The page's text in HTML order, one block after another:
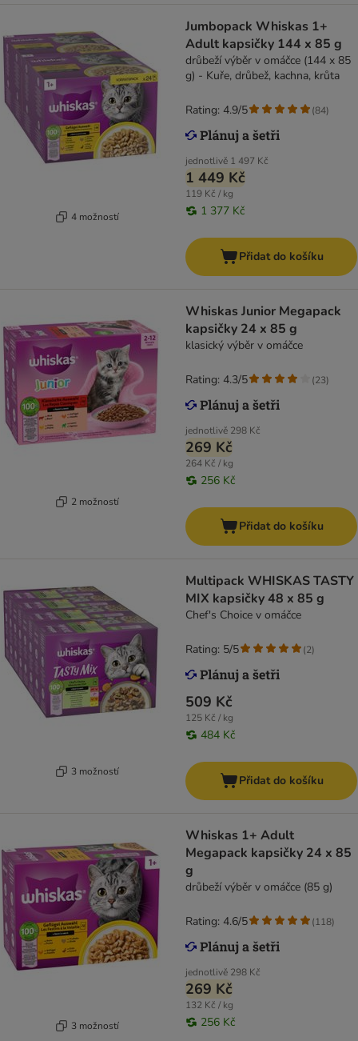
4 možností
Jumbopack Whiskas 1+
Adult kapsičky 144 x 85 g
drůbeží výběr v omáčce (144 x 85
g) - Kuře, drůbež, kachna, krůta
jednotlivě 1 497 Kč
1 449 Kč
119 Kč / kg
1 377 Kč
Rating: 4.9/5 (84)
Přidat do košíku
2 možností
Whiskas Junior Megapack
kapsičky 24 x 85 g
klasický výběr v omáčce
jednotlivě 298 Kč
269 Kč
264 Kč / kg
256 Kč
Rating: 4.3/5 (23)
Přidat do košíku
3 možností
Multipack WHISKAS TASTY
MIX kapsičky 48 x 85 g
Chef's Choice v omáčce
509 Kč
125 Kč / kg
484 Kč
Rating: 5/5 (2)
Přidat do košíku
3 možností
Whiskas 1+ Adult
Megapack kapsičky 24 x 85
g
drůbeží výběr v omáčce (85 g)
jednotlivě 298 Kč
269 Kč
132 Kč / kg
256 Kč
Rating: 4.6/5 (118)